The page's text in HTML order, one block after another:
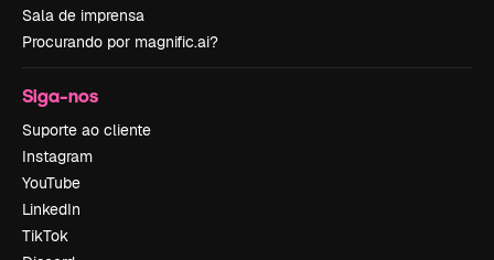
Sala de imprensa
Procurando por magnific.ai?
Siga-nos
Suporte ao cliente
Instagram
YouTube
LinkedIn
TikTok